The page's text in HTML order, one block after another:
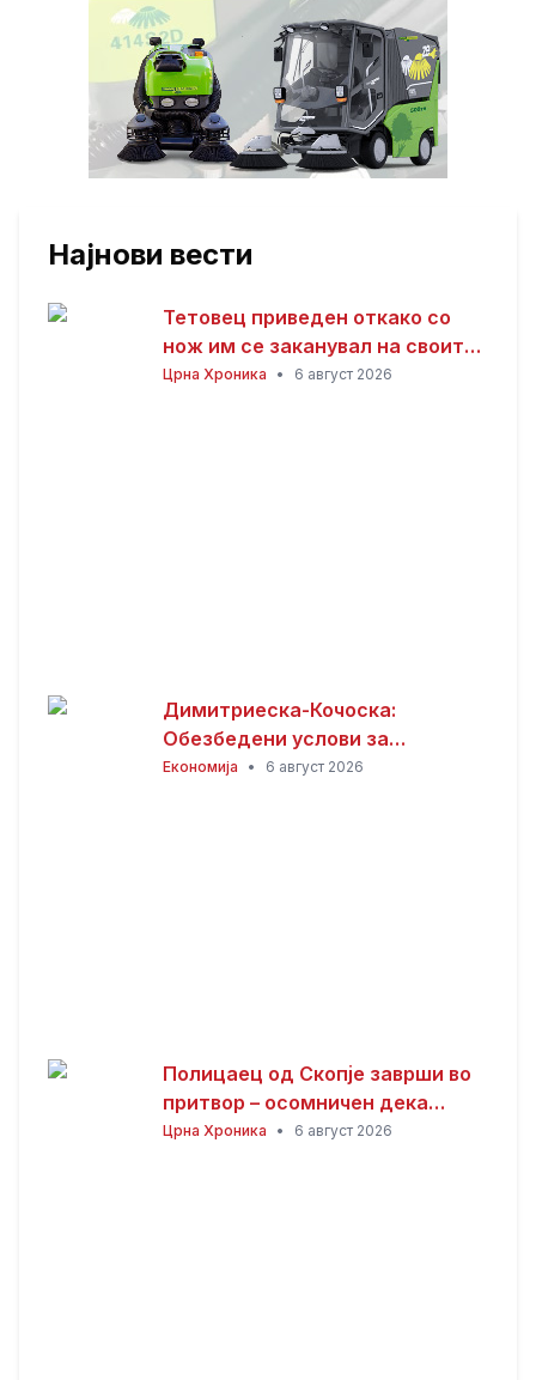
Најнови вести
Тетовец приведен откако со
нож им се заканувал на своите
родители откако не му дале
Црна Хроника • 6 август 2026
Димитриеска-Кочоска:
Обезбедени услови за
продолжување на изградбата
Економија • 6 август 2026
Полицаец од Скопје заврши во
притвор – осомничен дека
присвоил пари од сообраќајни
Црна Хроника • 6 август 2026